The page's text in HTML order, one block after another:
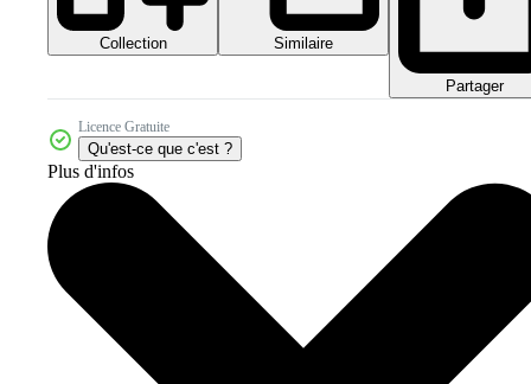
Collection Similaire
Partager
Licence Gratuite
Qu'est-ce que c'est ?
Plus d'infos